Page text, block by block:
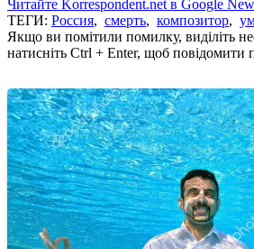
Читайте Korrespondent.net в Google
ТЕГИ: Россия, смерть, композитор,
Якщо ви помітили помилку, виділіть
натисніть Ctrl + Enter, щоб повідомити